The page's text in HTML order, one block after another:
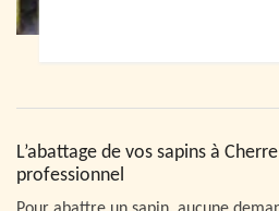
L’abattage de vos sapins à
professionnel